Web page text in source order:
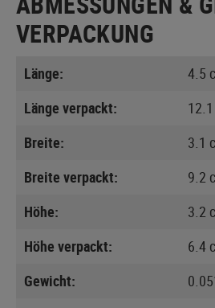
VERPACKUNG
Länge:
4.5
Länge verpackt:
Breite:
3.1
Breite verpackt:
9.2
Höhe:
3.2
Höhe verpackt:
6.4
Gewicht: